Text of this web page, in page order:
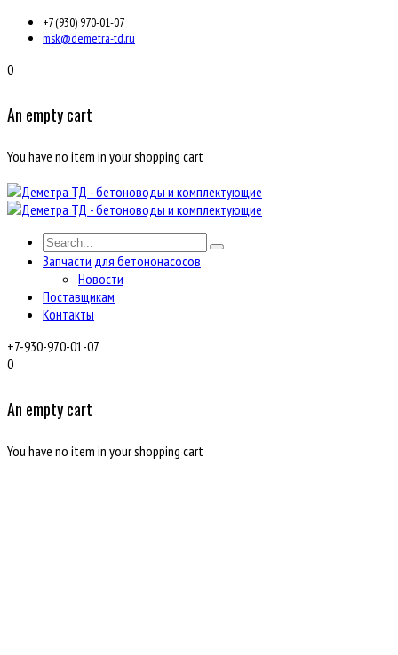
+7 (930) 970-01-07
msk@demetra-td.ru
0
An empty cart
You have no item in your shopping cart
Запчасти для бетононасосов
Новости
Поставщикам
Контакты
+7-930-970-01-07
0
An empty cart
You have no item in your shopping cart